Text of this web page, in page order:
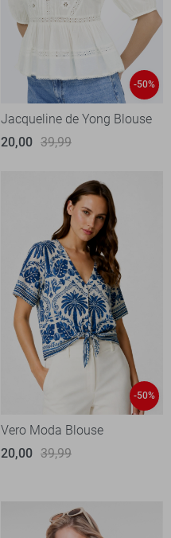
-50%
Jacqueline de Yong Blouse
20,00 39,99
-50%
Vero Moda Blouse
20,00 39,99